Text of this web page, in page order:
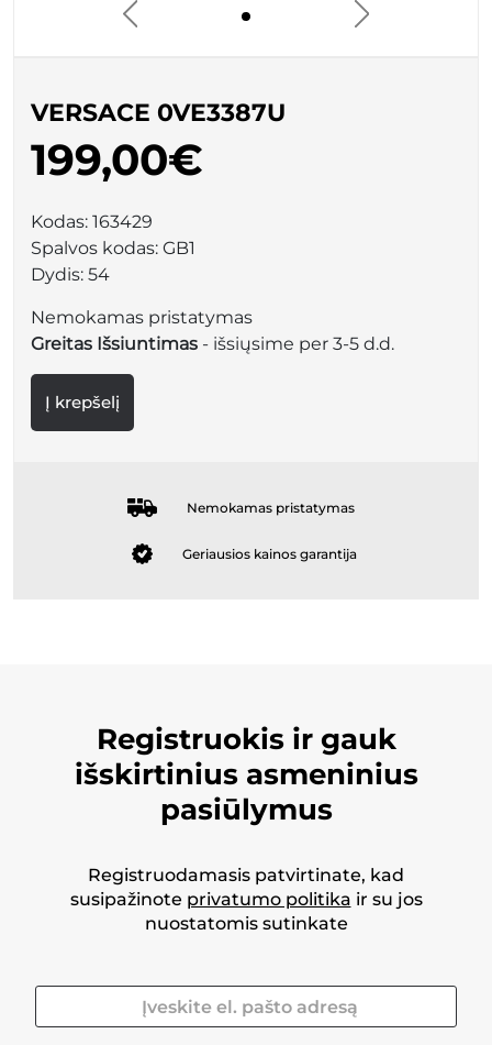
VERSACE 0VE3387U
199,00€
Kodas: 163429
Spalvos kodas: GB1
Dydis: 54
Nemokamas pristatymas
Greitas Išsiuntimas - išsiųsime per 3-5 d.d.
Į krepšelį
Nemokamas pristatymas
Geriausios kainos garantija
Registruokis ir gauk
išskirtinius asmeninius
pasiūlymus
Registruodamasis patvirtinate, kad
susipažinote privatumo politika ir su jos
nuostatomis sutinkate